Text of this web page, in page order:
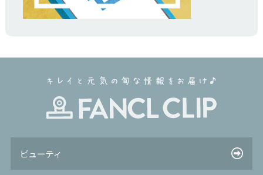
ビューティ